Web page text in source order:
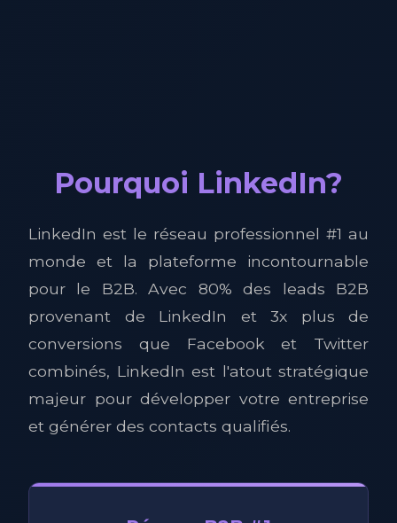
Pourquoi LinkedIn?
LinkedIn est le réseau professionnel #1 au
monde et la plateforme incontournable
pour le B2B. Avec 80% des leads B2B
provenant de LinkedIn et 3x plus de
conversions que Facebook et Twitter
combinés, LinkedIn est l'atout stratégique
majeur pour développer votre entreprise
et générer des contacts qualifiés.